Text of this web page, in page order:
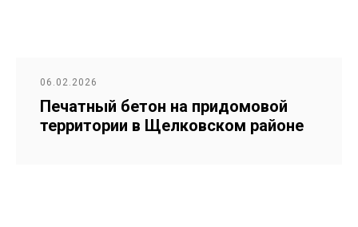
06.02.2026
Печатный бетон на придомовой
территории в Щелковском районе